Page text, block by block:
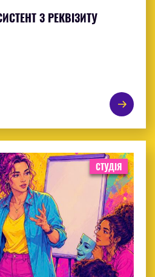
З РЕКВІЗИТУ
СТУДІЯ